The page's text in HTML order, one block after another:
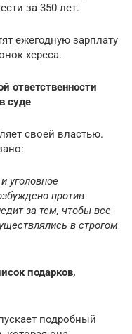
за 350 лет.
ежегодную зарплату
хереса.
ответственности
суде
своей властью.
уголовное
против
за тем, чтобы все
в строгом
подарков,
подробный